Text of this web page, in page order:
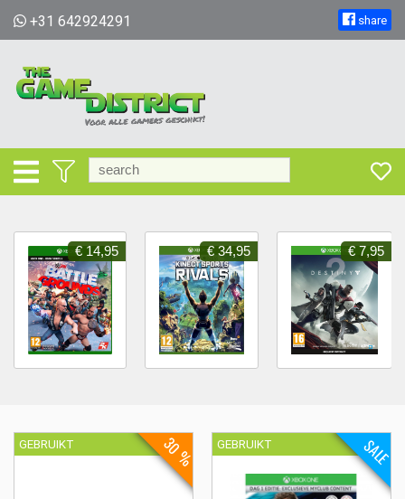
+31 642924291 share
€ 14,95 € 34,95 € 7,95
GEBRUIKT 30 % GEBRUIKT SALE